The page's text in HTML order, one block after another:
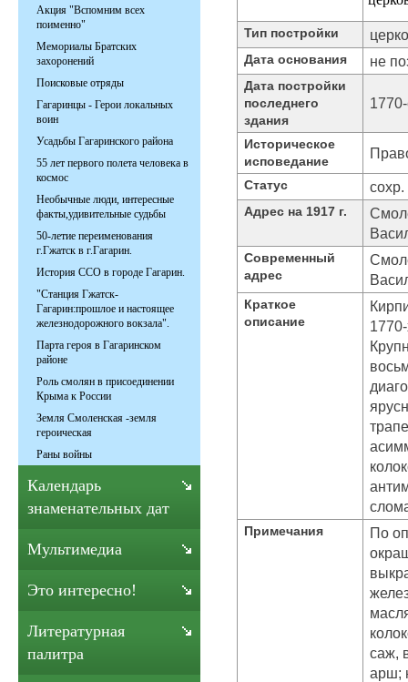
Тип постройки
Дата основания не
Дата постройки
последнего
здания
Историческое
исповедание
Статус сохр.
Адрес на 1917 г.
Современный
адрес
Краткое
описание
Примечания
По
саж,
арш;
Акция "Вспомним всех
поименно"
Мемориалы Братских
захоронений
Поисковые отряды
Гагаринцы - Герои локальных
воин
Усадьбы Гагаринского района
55 лет первого полета человека в
космос
Необычные люди, интересные
факты,удивительные судьбы
50-летие переименования
г.Гжатск в г.Гагарин.
История ССО в городе Гагарин.
"Станция Гжатск-
Гагарин:прошлое и настоящее
железнодорожного вокзала".
Парта героя в Гагаринском
районе
Роль смолян в присоединении
Крыма к России
Земля Смоленская -земля
героическая
Раны войны
Календарь
знаменательных дат
Мультимедиа
Это интересно!
Литературная
палитра